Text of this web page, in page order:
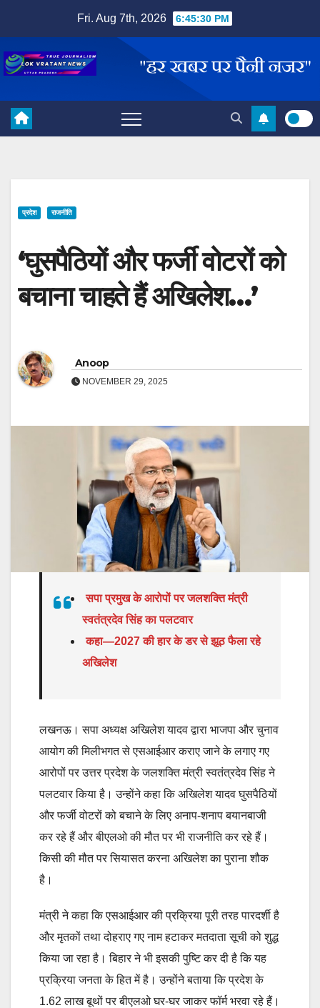
content
Fri. Aug 7th, 2026 6:45:30 PM
प्रदेश राजनीति
‘घुसपैठियों और फर्जी वोटरों को
बचाना चाहते हैं अखिलेश…’
Anoop
NOVEMBER 29, 2025
सपा प्रमुख के आरोपों पर जलशक्ति मंत्री
स्वतंत्रदेव सिंह का पलटवार
कहा—2027 की हार के डर से झूठ फैला रहे
अखिलेश
लखनऊ। सपा अध्यक्ष अखिलेश यादव द्वारा भाजपा और चुनाव
आयोग की मिलीभगत से एसआईआर कराए जाने के लगाए गए
आरोपों पर उत्तर प्रदेश के जलशक्ति मंत्री स्वतंत्रदेव सिंह ने
पलटवार किया है। उन्होंने कहा कि अखिलेश यादव घुसपैठियों
और फर्जी वोटरों को बचाने के लिए अनाप-शनाप बयानबाजी
कर रहे हैं और बीएलओ की मौत पर भी राजनीति कर रहे हैं।
किसी की मौत पर सियासत करना अखिलेश का पुराना शौक
है।
मंत्री ने कहा कि एसआईआर की प्रक्रिया पूरी तरह पारदर्शी है
और मृतकों तथा दोहराए गए नाम हटाकर मतदाता सूची को शुद्ध
किया जा रहा है। बिहार ने भी इसकी पुष्टि कर दी है कि यह
प्रक्रिया जनता के हित में है। उन्होंने बताया कि प्रदेश के
1.62 लाख बूथों पर बीएलओ घर-घर जाकर फॉर्म भरवा रहे हैं।